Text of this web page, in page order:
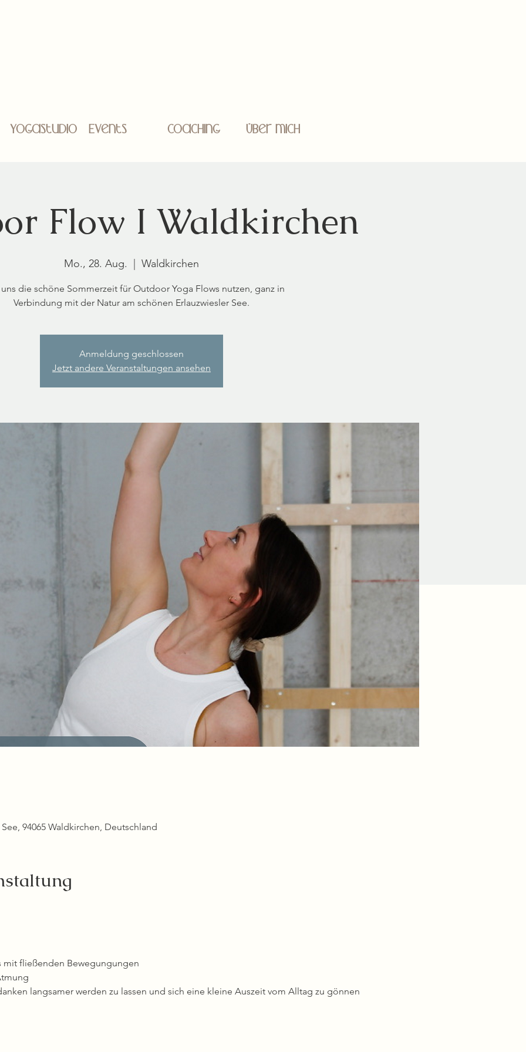
Yogastudio Events Coaching Über mich
Flow I Waldkirchen
Mo., 28. Aug. Waldkirchen
uns die schöne Sommerzeit für Outdoor Yoga Flows nutzen, ganz in
Verbindung mit der Natur am schönen Erlauzwiesler See.
Anmeldung geschlossen
Jetzt andere Veranstaltungen ansehen
94065 Waldkirchen, Deutschland
mit fließenden Bewegungungen
langsamer werden zu lassen und sich eine kleine Auszeit vom Alltag zu gönnen